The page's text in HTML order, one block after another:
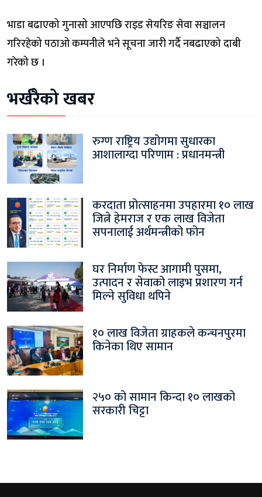
भाडा बढाएको गुनासो आएपछि राइड सेयरिङ सेवा सञ्चालन
गरिरहेको पठाओ कम्पनीले भने सूचना जारी गर्दै नबढाएको दाबी
गरेको छ ।
भर्खरैको खबर
रुग्ण राष्ट्रिय उद्योगमा सुधारका
आशालाग्दा परिणाम : प्रधानमन्त्री
करदाता प्रोत्साहनमा उपहारमा १० लाख
जित्ने हेमराज र एक लाख विजेता
सपनालाई अर्थमन्त्रीको फोन
घर निर्माण फेस्ट आगामी पुसमा,
उत्पादन र सेवाको लाइभ प्रशारण गर्न
मिल्ने सुविधा थपिने
१० लाख विजेता ग्राहकले कन्चनपुरमा
किनेका थिए सामान
२५० को सामान किन्दा १० लाखको
सरकारी चिट्टा